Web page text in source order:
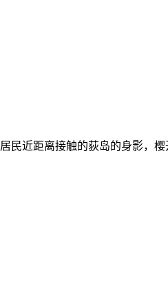
民近距离接触的荻岛的身影，